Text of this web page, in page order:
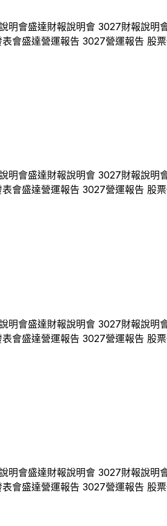
明會盛達財報說明會 3027財報說明
表會盛達營運報告 3027營運報告 股
明會盛達財報說明會 3027財報說明
表會盛達營運報告 3027營運報告 股
明會盛達財報說明會 3027財報說明
表會盛達營運報告 3027營運報告 股
明會盛達財報說明會 3027財報說明
表會盛達營運報告 3027營運報告 股